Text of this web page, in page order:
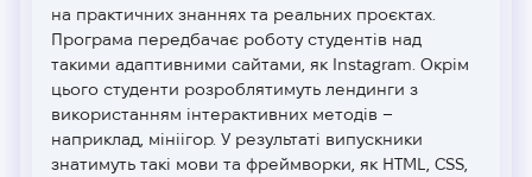
на практичних знаннях та реальних проєктах.
Програма передбачає роботу студентів над
такими адаптивними сайтами, як Instagram. Окрім
цього студенти розроблятимуть лендинги з
використанням інтерактивних методів –
наприклад, мініігор. У результаті випускники
знатимуть такі мови та фреймворки, як HTML, CSS,